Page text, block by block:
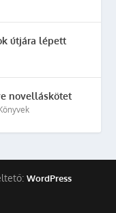
útjára lépett
novelláskötet
WordPress